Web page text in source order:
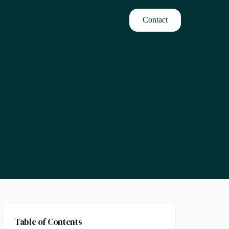
Contact
Table of Contents